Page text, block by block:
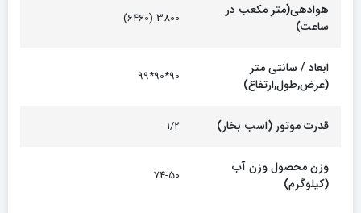
هوادهی(متر مکعب در
ساعت)
3800 (6460)
ابعاد / سانتی متر
(عرض,طول,ارتفاع)
90*90*99
قدرت موتور (اسب بخار) 1/2
وزن محصول وزن آب
(کیلوگرم)
74-50